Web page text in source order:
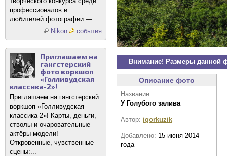
профессионалов и
любителей фотографии —...
Nikon
события
Приглашаем на
гангстерский
фото воркшоп
«Голливудская
классика-2»!
Приглашаем на гангстерский
воркшоп «Голливудская
классика-2»! Карты, деньги,
стволы и очаровательные
актёры-модели!
Откровенные, чувственные
сцены:...
Внимание! Размеры данной
Описание фото
Название:
У Голубого залива
Автор: igorkuzik
Добавлено: 15 июня 2014
года